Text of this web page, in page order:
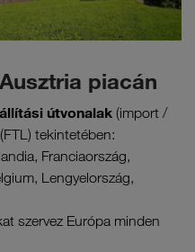
piacán
útvonalak (import /
tekintetében:
Franciaország,
Lengyelország,
szervez Európa minden